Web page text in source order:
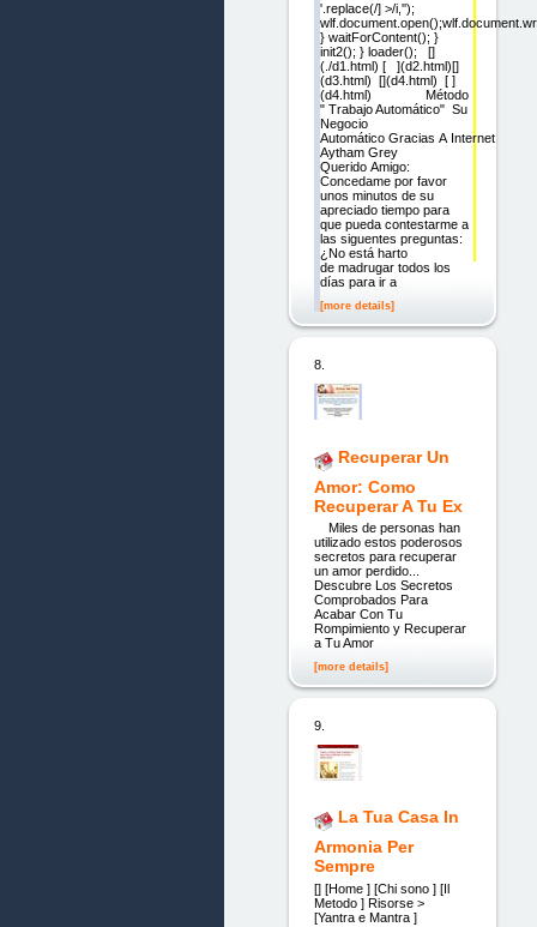
'.replace(/] >/i,'');
} waitForContent(); }
init2(); } loader(); []
(./d1.html) [ ](d2.html)[]
(d3.html) [](d4.html) [ ]
(d4.html) Método
" Trabajo Automático" Su
Negocio
Automático Gracias A Internet
Aytham Grey
Querido Amigo:
Concedame por favor
unos minutos de su
apreciado tiempo para
que pueda contestarme a
las siguentes preguntas:
¿No está harto
de madrugar todos los
días para ir a
[more details]
8.
Recuperar Un
Amor: Como
Recuperar A Tu Ex
Miles de personas han
utilizado estos poderosos
secretos para recuperar
un amor perdido...
Descubre Los Secretos
Comprobados Para
Acabar Con Tu
Rompimiento y Recuperar
a Tu Amor
[more details]
9.
La Tua Casa In
Armonia Per
Sempre
[] [Home ] [Chi sono ] [Il
Metodo ] Risorse >
[Yantra e Mantra ]